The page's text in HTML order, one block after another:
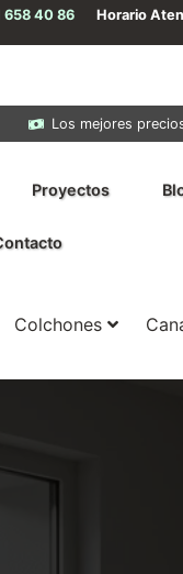
658 40 86 Horario
Los mejores
Proyectos
Colchones